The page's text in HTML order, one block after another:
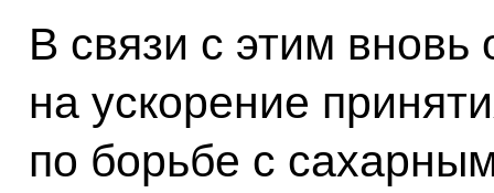
В связи с этим
на ускорение
по борьбе с